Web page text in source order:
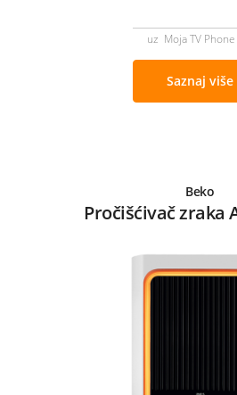
uz Moja TV
Saznaj više
Beko
Pročišćivač zraka